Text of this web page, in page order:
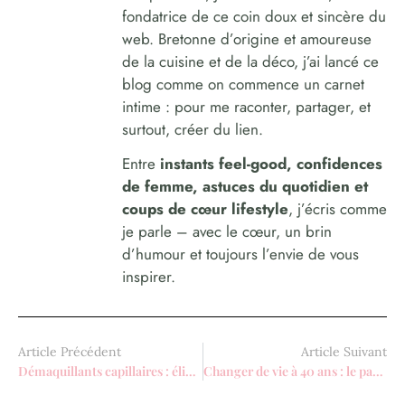
fondatrice de ce coin doux et sincère du
web. Bretonne d’origine et amoureuse
de la cuisine et de la déco, j’ai lancé ce
blog comme on commence un carnet
intime : pour me raconter, partager, et
surtout, créer du lien.
Entre instants feel-good, confidences
de femme, astuces du quotidien et
coups de cœur lifestyle, j’écris comme
je parle – avec le cœur, un brin
d’humour et toujours l’envie de vous
inspirer.
Article Précédent
Démaquillants capillaires : éliminer les pigments sans abîmer vos cheveux
Article Suivant
Changer de vie à 40 ans : le parcours audacieux de Marie, future psychologue